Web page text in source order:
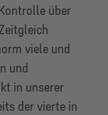
über
viele und
und
in unserer
der vierte in